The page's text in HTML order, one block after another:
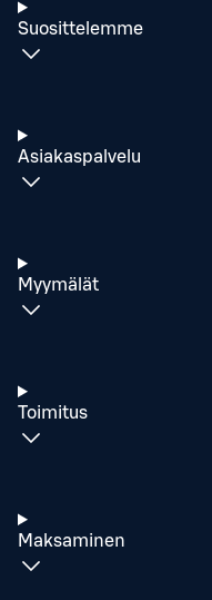
Suosittelemme
Asiakaspalvelu
Myymälät
Toimitus
Maksaminen